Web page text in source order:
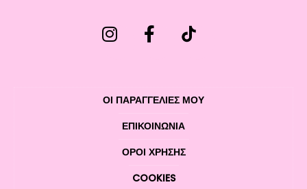
ΟΙ ΠΑΡΑΓΓΕΛΙΕΣ ΜΟΥ
ΕΠΙΚΟΙΝΩΝΊΑ
ΌΡΟΙ ΧΡΉΣΗΣ
COOKIES